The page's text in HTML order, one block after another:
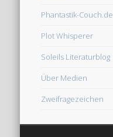
Phantastik-Couch.de
Plot Whisperer
Soleils Literaturblog
Über Medien
Zweifragezeichen